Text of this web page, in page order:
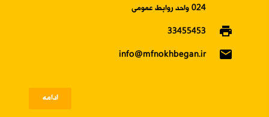
024 واحد روابط عمومی
print
33455453
email
info@mfnokhbegan.ir
ادامه